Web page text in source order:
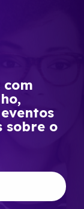
com
sobre o